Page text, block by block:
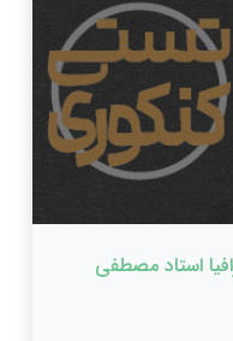
استاد مصطفی